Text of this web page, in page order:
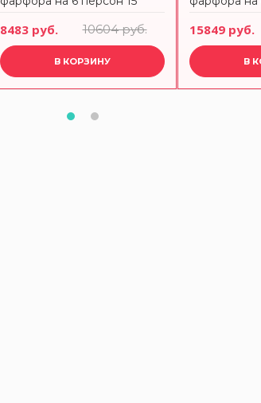
8483 руб. 10604 руб.
В КОРЗИНУ
15849 руб.
В